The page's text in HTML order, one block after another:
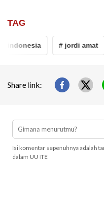
TAG
indonesia # jordi amat
Share link:
Isi komentar sepenuhnya adalah
dalam UU ITE